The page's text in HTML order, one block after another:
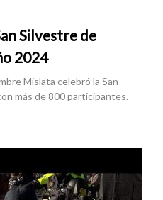
Silvestre de
2024
Mislata celebró la San
más de 800 participantes.